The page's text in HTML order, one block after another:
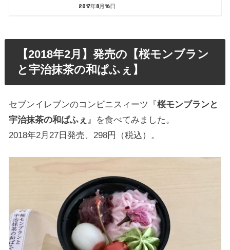
2017年8月16日
【2018年2月】発売の【桜モンブラン
と宇治抹茶の和ぱふぇ】
セブンイレブンのコンビニスィーツ『桜モンブランと
宇治抹茶の和ぱふぇ 』を食べてみました。
2018年2月27日発売、298円（税込）。